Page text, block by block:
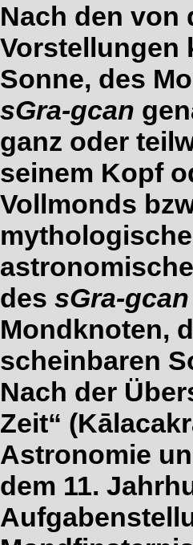
Nach den von
Vorstellungen
Sonne, des
sGra-gcan
ganz oder
seinem Kopf
Vollmonds
des sGra-
Mondknoten,
scheinbaren
Nach der
Zeit“
Astronomie
dem 11.